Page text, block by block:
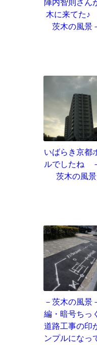
陣内智則さん
木に来てた♪
茨木の風景
いばらき京都
ルでしたね
茨木の風景
－茨木の風景
編・暗号ちっ
道路工事の印
ンプルになっ